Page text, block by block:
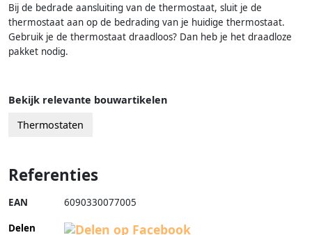
Bij de bedrade aansluiting van de thermostaat, sluit je de
thermostaat aan op de bedrading van je huidige thermostaat.
Gebruik je de thermostaat draadloos? Dan heb je het draadloze
pakket nodig.
Bekijk relevante bouwartikelen
Thermostaten
Referenties
EAN 6090330077005
Delen